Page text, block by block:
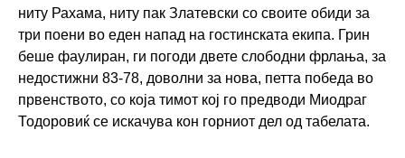
ниту Рахама, ниту пак Златевски со своите обиди за
три поени во еден напад на гостинската екипа. Грин
беше фаулиран, ги погоди двете слободни фрлања, за
недостижни 83-78, доволни за нова, петта победа во
првенството, со која тимот кој го предводи Миодраг
Тодоровиќ се искачува кон горниот дел од табелата.